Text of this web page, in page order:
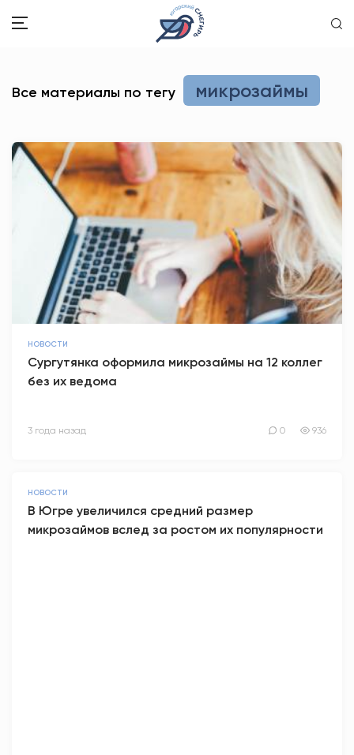
ЗДОРОВЬЕ
ОБРАЗОВАНИЕ
ПСИХОЛОГИЯ
КУЛЬТУРА
СПОРТ
ВОПРОС-ОТВЕТ
Все материалы по тегу микрозаймы
НОВОСТИ
Сургутянка оформила микрозаймы на 12 коллег
без их ведома
3 года назад 0 936
НОВОСТИ
В Югре увеличился средний размер
микрозаймов вслед за ростом их популярности